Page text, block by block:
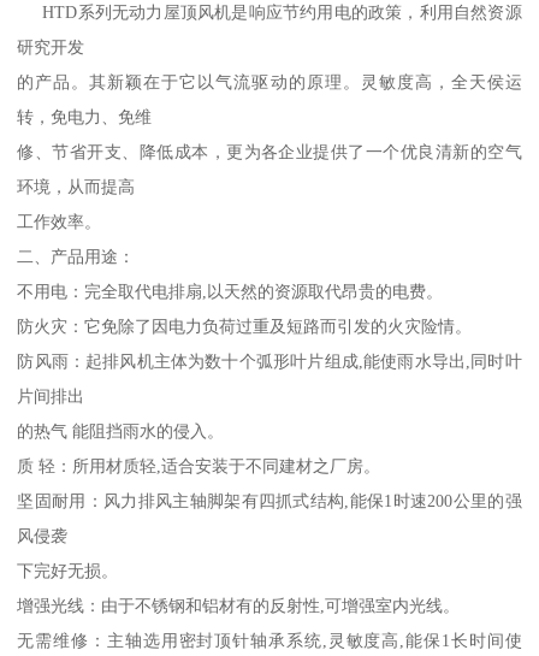
HTD系列无动力屋顶风机是响应节约用电的政策，利用自然资源
研究开发
的产品。其新颖在于它以气流驱动的原理。灵敏度高，全天侯运
转，免电力、免维
修、节省开支、降低成本，更为各企业提供了一个优良清新的空气
环境，从而提高
工作效率。
二、产品用途：
不用电：完全取代电排扇,以天然的资源取代昂贵的电费。
防火灾：它免除了因电力负荷过重及短路而引发的火灾险情。
防风雨：起排风机主体为数十个弧形叶片组成,能使雨水导出,同时叶
片间排出
的热气 能阻挡雨水的侵入。
质 轻：所用材质轻,适合安装于不同建材之厂房。
坚固耐用：风力排风主轴脚架有四抓式结构,能保1时速200公里的强
风侵袭
下完好无损。
增强光线：由于不锈钢和铝材有的反射性,可增强室内光线。
无需维修：主轴选用密封顶针轴承系统,灵敏度高,能保1长时间使